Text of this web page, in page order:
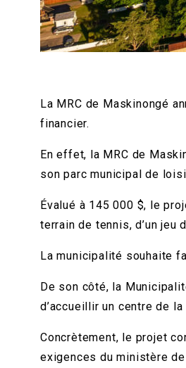
La MRC de Maskinongé
financier.
En effet, la MRC de
son parc municipal de
Évalué à 145 000 $, le
terrain de tennis, d’un
La municipalité souhaite
De son côté, la
d’accueillir un centre de
Concrètement, le projet
exigences du ministère